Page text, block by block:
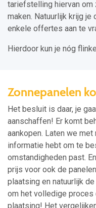
tariefstelling hiervan om
maken. Natuurlijk krijg
enkele offertes aan te
Hierdoor kun je nóg
Zonnepanelen
Het besluit is daar, je
aanschaffen! Er komt
aankopen. Laten we
informatie hebt om te
omstandigheden past.
prijs voor ook de
plaatsing en natuurlijk
om het volledige
plaatsing! Het